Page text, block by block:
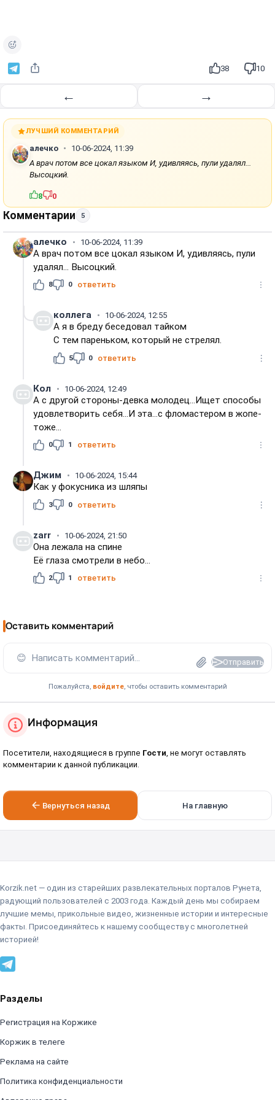
и
38 10
← →
ЛУЧШИЙ КОММЕНТАРИЙ
алечко
10-06-2024, 11:39
А врач потом все цокал языком И, удивляясь, пули удалял...
Высоцкий.
8 0
Комментарии 5
алечко 10-06-2024, 11:39
А врач потом все цокал языком И, удивляясь, пули
удалял... Высоцкий.
8 0 ответить
коллега 10-06-2024, 12:55
А я в бреду беседовал тайком
С тем пареньком, который не стрелял.
5 0 ответить
Кол 10-06-2024, 12:49
А с другой стороны-девка молодец...Ищет способы
удовлетворить себя...И эта...с фломастером в жопе-
тоже...
0 1 ответить
Джим 10-06-2024, 15:44
Как у фокусника из шляпы
3 0 ответить
zarr 10-06-2024, 21:50
Она лежала на спине
Её глаза смотрели в небо...
2 1 ответить
Оставить комментарий
😊 Написать комментарий... Отправить
Пожалуйста, войдите, чтобы оставить комментарий
Информация
Посетители, находящиеся в группе Гости, не могут оставлять
комментарии к данной публикации.
Вернуться назад На главную
Korzik.net — один из старейших развлекательных порталов Рунета,
радующий пользователей с 2003 года. Каждый день мы собираем
лучшие мемы, прикольные видео, жизненные истории и интересные
факты. Присоединяйтесь к нашему сообществу с многолетней
историей!
Разделы
Регистрация на Коржике
Коржик в телеге
Реклама на сайте
Политика конфиденциальности